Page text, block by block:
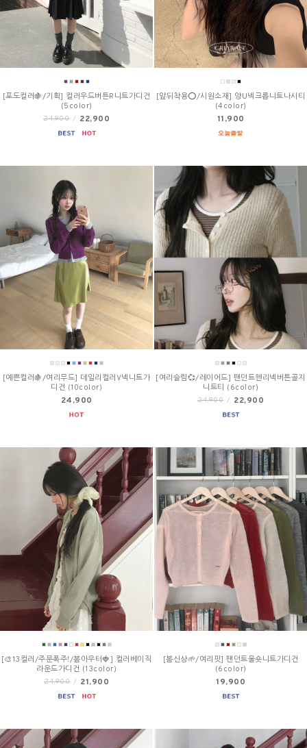
[포도컬러🍇/기획] 컬러우드버튼R니트가디건
(5color)
24,900 / 22,900
[앞뒤착용⭕/시원소재] 양U넥크롭니트나시티
(4color)
11,900
[예쁜컬러🍇/여리무드] 데일리컬러V넥니트가
디건 (10color)
24,900
[여리슬림💞/레이어드] 팬던트헨리넥버튼골지
니트티 (6color)
24,900 / 22,900
[🎨13컬러/주문폭주!/봄아우터🍓] 컬러베이직
라운드가디건 (13color)
24,900 / 21,900
[봄신상🌱/여리핏] 팬던트울숏니트가디건
(6color)
19,900